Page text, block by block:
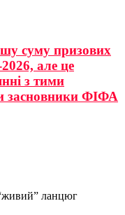
суму призових
2026, але це
з тими
засновники ФІФА
ланцюг